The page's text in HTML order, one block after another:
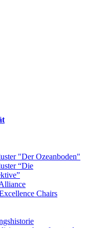
"Der Ozeanboden"
“Die
Chairs